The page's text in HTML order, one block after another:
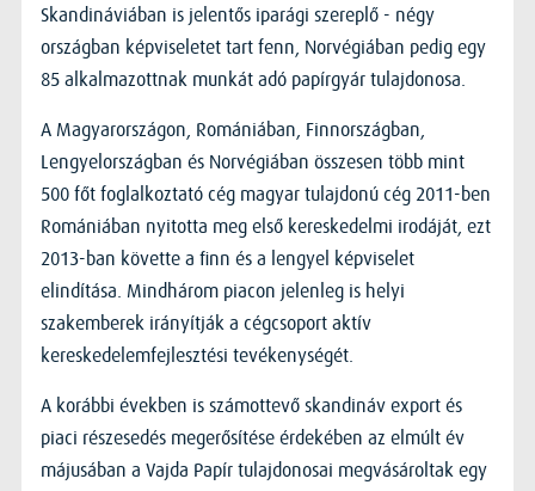
Skandináviában is jelentős iparági szereplő - négy
országban képviseletet tart fenn, Norvégiában pedig egy
85 alkalmazottnak munkát adó papírgyár tulajdonosa.
A Magyarországon, Romániában, Finnországban,
Lengyelországban és Norvégiában összesen több mint
500 főt foglalkoztató cég magyar tulajdonú cég 2011-ben
Romániában nyitotta meg első kereskedelmi irodáját, ezt
2013-ban követte a finn és a lengyel képviselet
elindítása. Mindhárom piacon jelenleg is helyi
szakemberek irányítják a cégcsoport aktív
kereskedelemfejlesztési tevékenységét.
A korábbi években is számottevő skandináv export és
piaci részesedés megerősítése érdekében az elmúlt év
májusában a Vajda Papír tulajdonosai megvásároltak egy